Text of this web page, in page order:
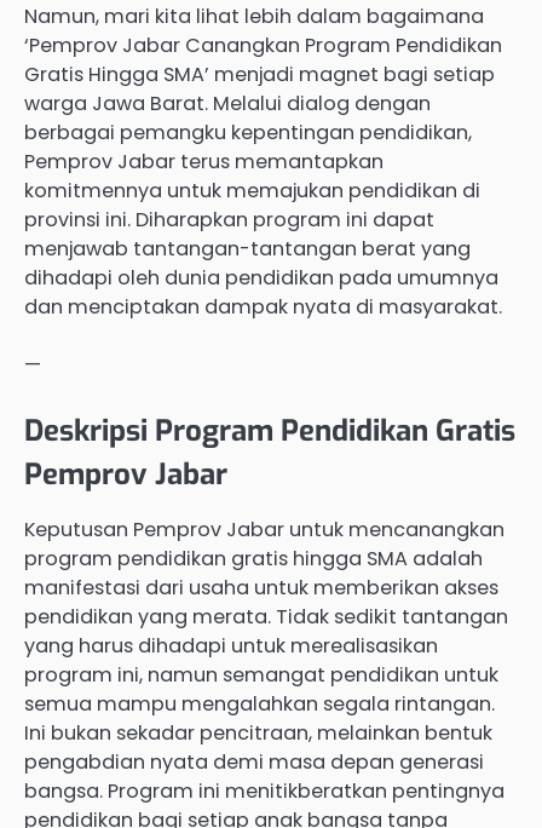
Namun, mari kita lihat lebih dalam bagaimana
‘Pemprov Jabar Canangkan Program Pendidikan
Gratis Hingga SMA’ menjadi magnet bagi setiap
warga Jawa Barat. Melalui dialog dengan
berbagai pemangku kepentingan pendidikan,
Pemprov Jabar terus memantapkan
komitmennya untuk memajukan pendidikan di
provinsi ini. Diharapkan program ini dapat
menjawab tantangan-tantangan berat yang
dihadapi oleh dunia pendidikan pada umumnya
dan menciptakan dampak nyata di masyarakat.
—
Deskripsi Program Pendidikan Gratis
Pemprov Jabar
Keputusan Pemprov Jabar untuk mencanangkan
program pendidikan gratis hingga SMA adalah
manifestasi dari usaha untuk memberikan akses
pendidikan yang merata. Tidak sedikit tantangan
yang harus dihadapi untuk merealisasikan
program ini, namun semangat pendidikan untuk
semua mampu mengalahkan segala rintangan.
Ini bukan sekadar pencitraan, melainkan bentuk
pengabdian nyata demi masa depan generasi
bangsa. Program ini menitikberatkan pentingnya
pendidikan bagi setiap anak bangsa tanpa